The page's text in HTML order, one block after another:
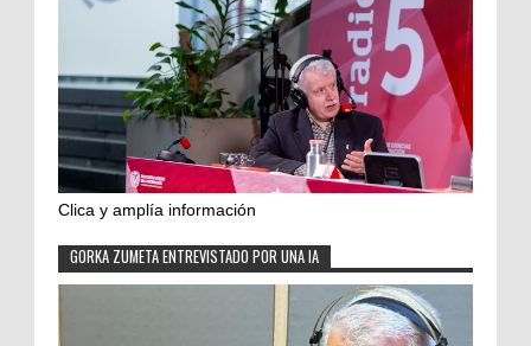
Clica y amplía información
GORKA ZUMETA ENTREVISTADO POR UNA IA